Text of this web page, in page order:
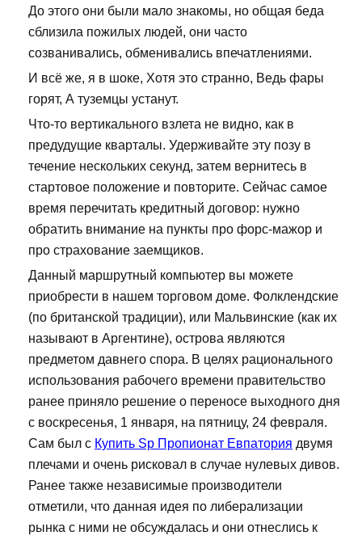
До этого они были мало знакомы, но общая беда
сблизила пожилых людей, они часто
созванивались, обменивались впечатлениями.
И всё же, я в шоке, Хотя это странно, Ведь фары
горят, А туземцы устанут.
Что-то вертикального взлета не видно, как в
предудущие кварталы. Удерживайте эту позу в
течение нескольких секунд, затем вернитесь в
стартовое положение и повторите. Сейчас самое
время перечитать кредитный договор: нужно
обратить внимание на пункты про форс-мажор и
про страхование заемщиков.
Данный маршрутный компьютер вы можете
приобрести в нашем торговом доме. Фолклендские
(по британской традиции), или Мальвинские (как их
называют в Аргентине), острова являются
предметом давнего спора. В целях рационального
использования рабочего времени правительство
ранее приняло решение о переносе выходного дня
с воскресенья, 1 января, на пятницу, 24 февраля.
Сам был с Купить Sp Пропионат Евпатория двумя
плечами и очень рисковал в случае нулевых дивов.
Ранее также независимые производители
отметили, что данная идея по либерализации
рынка с ними не обсуждалась и они отнеслись к